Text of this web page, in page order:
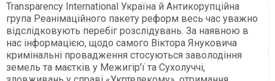
Transparency International Україна й Антикорупційна
група Реанімаційного пакету реформ весь час уважно
відслідковують перебіг розслідувань. За наявною в
нас інформацією, щодо самого Віктора Януковича
кримінальні провадження стосуються заволодіння
земель та маєтків у Межигір'ї та Сухолуччі,